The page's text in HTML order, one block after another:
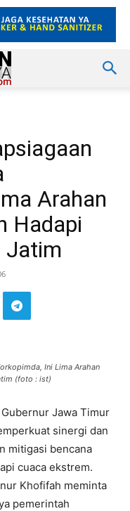
Arahan
Hadapi
Jatim
Ini Lima Arahan
(foto : ist)
Gubernur Jawa Timur
sinergi dan
mitigasi bencana
cuaca ekstrem.
Khofifah meminta
pemerintah